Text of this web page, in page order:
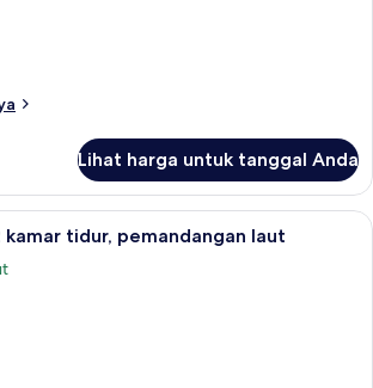
Lihat harga untuk tanggal Anda
Seprai premium, minibar, brankas,
kamar tidur, pemandangan laut